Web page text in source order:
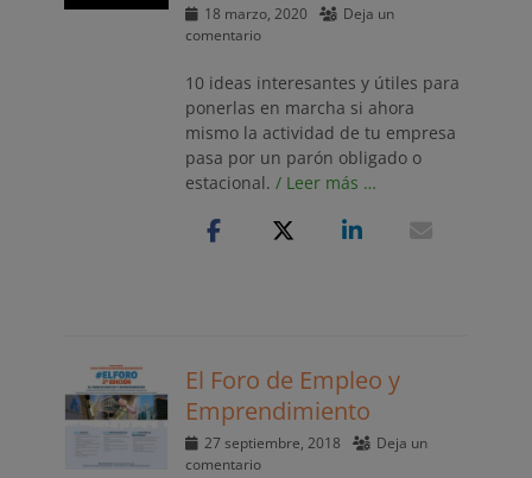
Publicado
el
18 marzo, 2020
Deja un
comentario
10 ideas interesantes y útiles para
ponerlas en marcha si ahora
mismo la actividad de tu empresa
pasa por un parón obligado o
estacional. / Leer más …
El Foro de Empleo y
Emprendimiento
Publicado
el
27 septiembre, 2018
Deja un
comentario